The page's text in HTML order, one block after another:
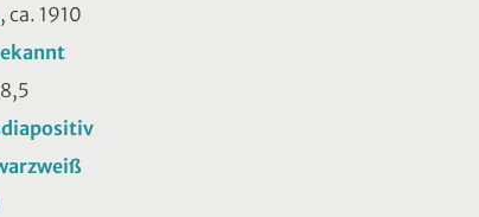
, ca. 1910